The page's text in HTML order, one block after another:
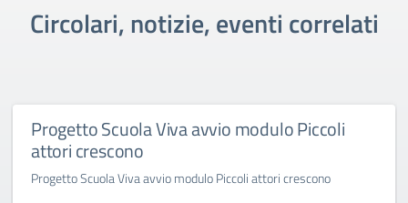
Circolari, notizie, eventi correlati
Progetto Scuola Viva avvio modulo Piccoli
attori crescono
Progetto Scuola Viva avvio modulo Piccoli attori crescono